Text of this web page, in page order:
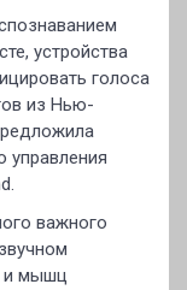
устройства
голоса
из Нью-
управления
важного
и мышц